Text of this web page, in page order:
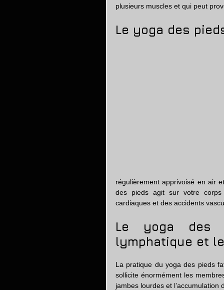
plusieurs muscles et qui peut
Le yoga des
régulièrement apprivoisé en air
des pieds agit sur votre corps
cardiaques et des accidents
Le yoga des
lymphatique et
La pratique du yoga des pieds
sollicite énormément les
jambes lourdes et l’accumulation